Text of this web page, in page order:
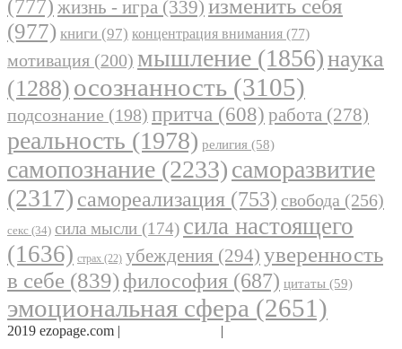
(777) жизнь - игра (339) изменить себя
(977) книги (97) концентрация внимания (77)
мотивация (200) мышление (1856)наука
(1288) осознанность (3105)
подсознание (198) притча (608) работа (278)
реальность (1978) религия (58)
самопознание (2233)саморазвитие
(2317) самореализация (753) свобода (256)
секс (34) сила мысли (174) сила настоящего
(1636) страх (22) убеждения (294) уверенность
в себе (839) философия (687) цитаты (59)
эмоциональная сфера (2651)
2019 ezopage.com | |